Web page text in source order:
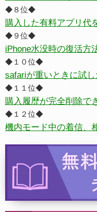
◆８位◆
購入した有料アプリ代
◆９位◆
iPhone水没時の復活方
◆１０位◆
safariが重いときに試
◆１１位◆
購入履歴が完全削除で
◆１２位◆
機内モード中の着信、